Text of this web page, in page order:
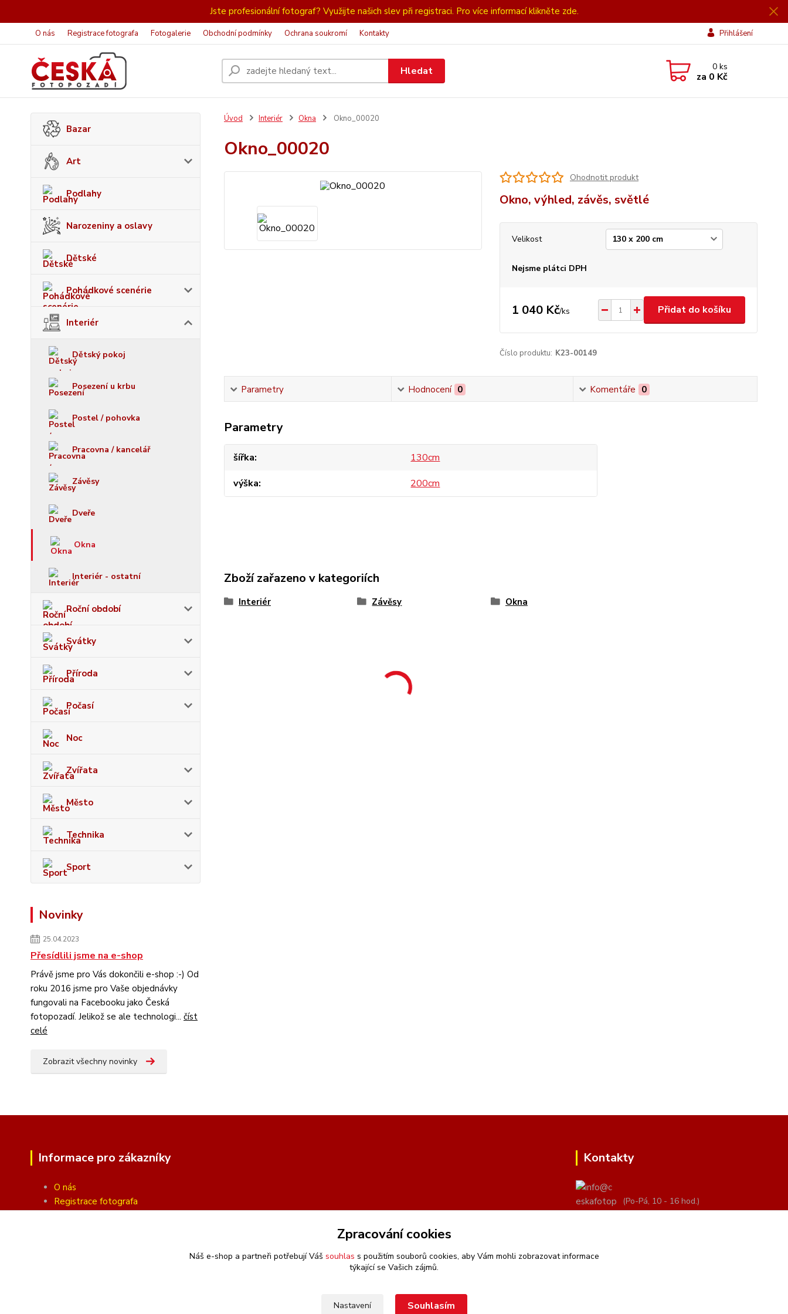
Jste profesionální fotograf? Využijte našich slev při registraci. Pro více informací klikněte zde.
O nás Registrace fotografa Fotogalerie Obchodní podmínky Ochrana soukromí Kontakty Přihlášení
Hledat 0ks
za 0 Kč
Bazar
Art
Podlahy
Narozeniny a oslavy
Dětské
Pohádkové scenérie
Interiér
Dětský pokoj
Posezení u krbu
Postel / pohovka
Pracovna / kancelář
Závěsy
Dveře
Okna
Interiér - ostatní
Roční období
Svátky
Příroda
Počasí
Noc
Zvířata
Město
Technika
Sport
Novinky
25.04.2023
Přesídlili jsme na e-shop
Právě jsme pro Vás dokončili e-shop :-) Od
roku 2016 jsme pro Vaše objednávky
fungovali na Facebooku jako Česká
fotopozadí. Jelikož se ale technologi... číst
celé
Zobrazit všechny novinky
Úvod Interiér Okna Okno_00020
Okno_00020
Ohodnotit produkt
Okno, výhled, závěs, světlé
Velikost
Nejsme plátci DPH
1 040 Kč/ks Přidat do košíku
Číslo produktu: K23-00149
Parametry Hodnocení 0 Komentáře 0
Parametry
šířka
130cm
výška
200cm
Zboží zařazeno v kategoriích
Interiér Závěsy Okna
Informace pro zákazníky
O nás
Registrace fotografa
Kontakty
(Po-Pá, 10 - 16 hod.)
Zpracování cookies
Náš e-shop a partneři potřebují Váš souhlas s použitím souborů cookies, aby Vám mohli zobrazovat informace
týkající se Vašich zájmů.
Nastavení Souhlasím